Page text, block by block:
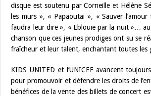
disque est soutenu par Corneille et Hélène
les murs », « Papaoutai », « Sauver
faudra leur dire », « Eblouie par la nuit »…
chanson que ces jeunes prodiges ont su se
fraîcheur et leur talent, enchantant toutes les
KIDS UNITED et l’UNICEF avancent
pour promouvoir et défendre les droits de
bénéfices de la vente des billets de concert